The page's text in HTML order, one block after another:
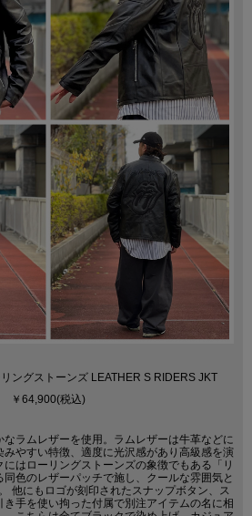
ングストーンズ LEATHER S RIDERS JKT
￥64,900(税込)
ラムレザーを使用。ラムレザーは牛革などに
みやすい特徴、適度に光沢感があり高級感を演
はローリングストーンズの象徴でもある「リ
色のレザーパッチで施し、クールな雰囲気と
他にもロゴが刻印されたスナップボタン、ス
手を使い拘った付属で別注アイテムの名に相